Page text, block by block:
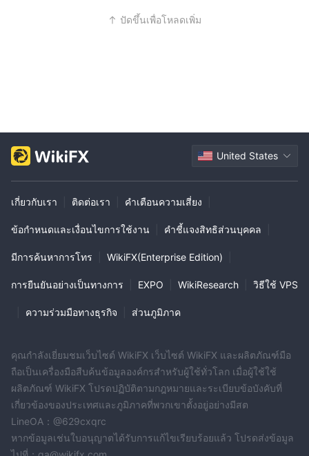
ปัดขึ้นเพื่อโหลดเพิ่ม
United States
เกี่ยวกับเรา ติดต่อเรา คำเตือนความเสี่ยง
ข้อกำหนดและเงื่อนไขการใช้งาน คำชี้แจงสิทธิส่วนบุคคล
มีการค้นหาการโทร WikiFX(Enterprise Edition)
การยืนยันอย่างเป็นทางการ EXPO WikiResearch วิธีใช้ VPS
ความร่วมมือทางธุรกิจ ส่วนภูมิภาค
คุณกำลังเยี่ยมชมเว็บไซต์ WikiFX เว็บไซต์ WikiFX และผลิตภัณฑ์มือ
ถือเป็นเครื่องมือสืบค้นข้อมูลองค์กรสำหรับผู้ใช้ทั่วโลก เมื่อผู้ใช้ใช้
ผลิตภัณฑ์ WikiFX โปรดปฏิบัติตามกฎหมายและระเบียบข้อบังคับที่
เกี่ยวข้องของประเทศและภูมิภาคที่พวกเขาตั้งอยู่อย่างมีสต
LineOA：@629cxqrc
หากข้อมูลเช่นใบอนุญาตได้รับการแก้ไขเรียบร้อยแล้ว โปรดส่งข้อมูล